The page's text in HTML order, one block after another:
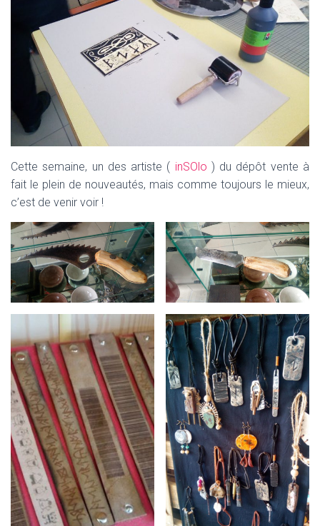
Cette semaine, un des artiste ( inSOlo ) du dépôt vente à
fait le plein de nouveautés, mais comme toujours le mieux,
c’est de venir voir !